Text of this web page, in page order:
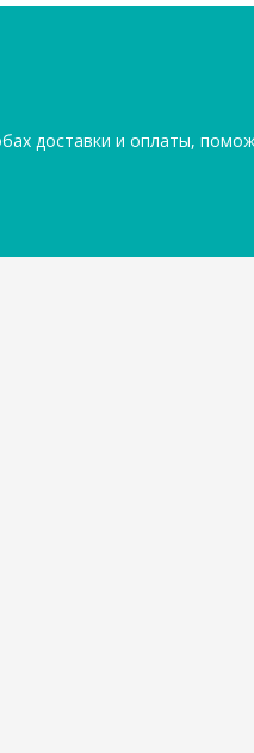
доставки и оплаты,